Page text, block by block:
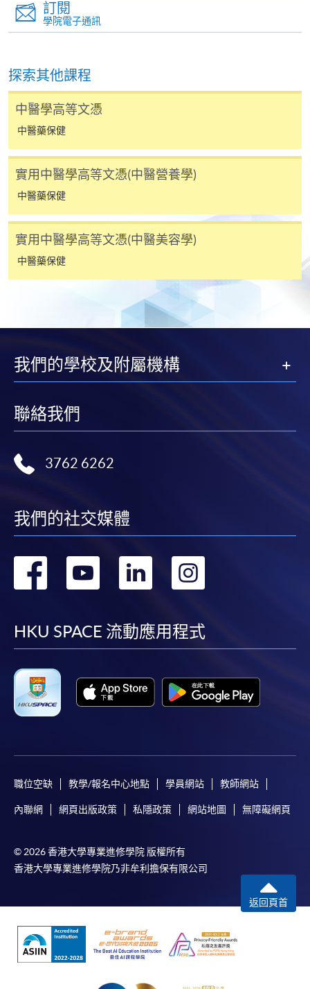
後按照指示填妥網上報名表格。
某些課程須甄選入學，並要求申請人上載課程網頁
中指定所須文件(如學歷證明)。系統只支援doc,
docx, jpg 和pdf格式之附件。
申請人可使用以下方式繳交報名費或課程費用:
繳費靈網上服務- 申請人須先開立繳費靈戶口及設
碼，請瀏覽繳費靈網址http://www.ppshk.com
*信用咭網上繳費服務- 申請人可以 VISA 或
Mastercard（包括「香港大學專業進修學院
Mastercard卡」）繳付學費。
月免息分期付款優惠，必須親臨本學院設有報名服務的教
學中心作付款安排。
如欲了解如何於網上報讀新課程及繳費，請瀏覽網上
-短期課程
報讀同一學歷頒授課程內其他單元
個別課程為須報讀同一學歷頒授課程及其他單元或繳
網上支付可通過「繳費靈」(PPS) (不適用於手機)、
VISA 或 Mastercard、「微信支付」(Online WeChat
Pay) 、「支付寶」(Online Alipay) 或 「轉數快」(FPS)
繳付學費。
報讀新課程
凡以「先到先得」為取錄方式的課程，請填妥
SF26報名表，親往報名中心或以郵遞方式連同學
申請學歷頒授及專業課程可能需要其他資料，報名
表格後，請連同報名費/學費以及所需證明文件親
訂閱
學院電子通訊
探索其他課程
中醫學高等文憑
中醫藥保健
實用中醫學高等文憑(中醫營養學)
中醫藥保健
實用中醫學高等文憑(中醫美容學)
中醫藥保健
我們的學校及附屬機構
聯絡我們
3762 6262
我們的社交媒體
轉
facebook
轉
youtube
轉
linkedin
HKU SPACE 流動應用程式
職位空缺 教學/報名中心地點 學員網站 教師網站
內聯網 網頁出版政策 私隱政策 網站地圖 無障礙網頁
© 2026 香港大學專業進修學院 版權所有
香港大學專業進修學院乃非牟利擔保有限公司
返回頁首